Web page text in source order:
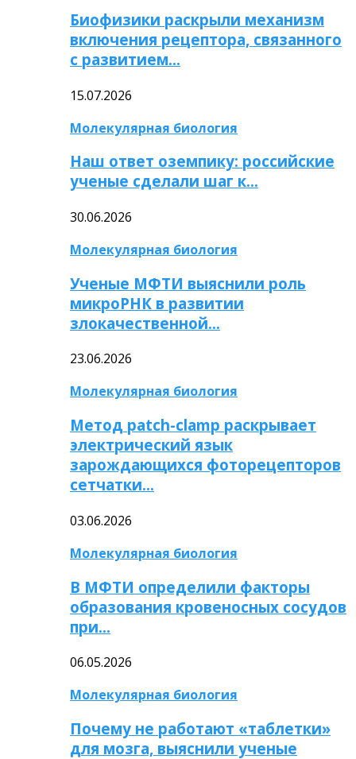
Биофизики раскрыли механизм
включения рецептора, связанного
с развитием…
15.07.2026
Молекулярная биология
Наш ответ оземпику: российские
ученые сделали шаг к…
30.06.2026
Молекулярная биология
Ученые МФТИ выяснили роль
микроРНК в развитии
злокачественной…
23.06.2026
Молекулярная биология
Метод patch-clamp раскрывает
электрический язык
зарождающихся фоторецепторов
сетчатки…
03.06.2026
Молекулярная биология
В МФТИ определили факторы
образования кровеносных сосудов
при…
06.05.2026
Молекулярная биология
Почему не работают «таблетки»
для мозга, выяснили ученые